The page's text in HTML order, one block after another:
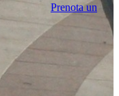
Prenota un